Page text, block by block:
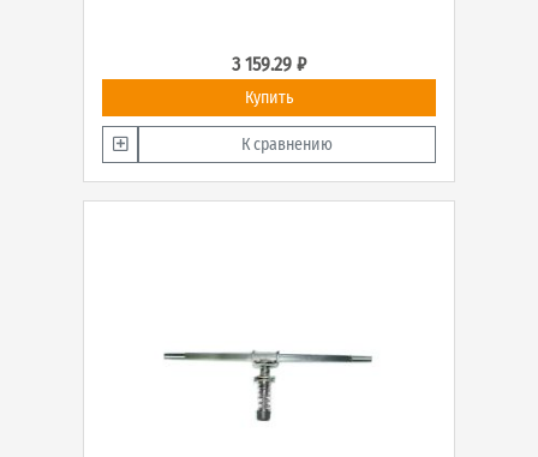
3 159.29 ₽
Купить
К сравнению